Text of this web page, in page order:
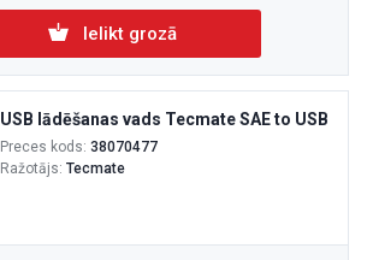
Ielikt grozā
USB lādēšanas vads Tecmate SAE to USB
Preces kods: 38070477
Ražotājs: Tecmate